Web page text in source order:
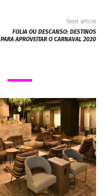
Next article
FOLIA OU DESCANSO: DESTINOS
PARA APROVEITAR O CARNAVAL 2020